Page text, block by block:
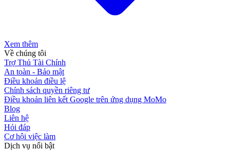
Xem thêm
Về chúng tôi
Trợ Thủ Tài Chính
An toàn - Bảo mật
Điều khoản điều lệ
Chính sách quyền riêng tư
Điều khoản liên kết Google trên ứng dụng MoMo
Blog
Liên hệ
Hỏi đáp
Cơ hội việc làm
Dịch vụ nổi bật